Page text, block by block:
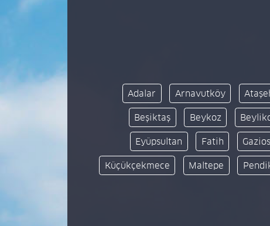
Adalar Arnavutköy
Beşiktaş Beykoz
Eyüpsultan Fatih
Küçükçekmece Maltepe